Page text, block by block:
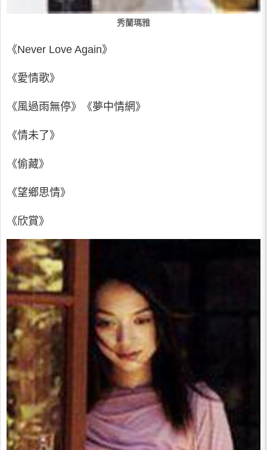
秀蘭瑪雅
《Never Love Again》
《愛情歌》
《風過雨無停》《夢中情網》
《情未了》
《偷藏》
《望鄉思情》
《欣賞》